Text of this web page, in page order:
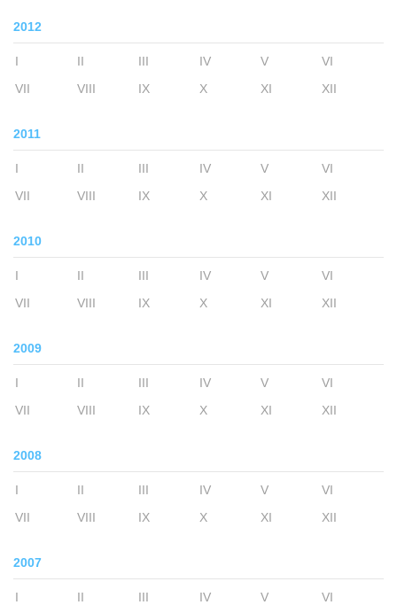
2012
I II III IV V
VI
VII
VIII IX X XI XII
2011
I II III IV V
VI
VII
VIII IX X XI XII
2010
I II III IV V
VI
VII
VIII IX X XI XII
2009
I II III IV V
VI
VII
VIII IX X XI XII
2008
I II III IV V
VI
VII
VIII IX X XI XII
2007
I II III IV V
VI